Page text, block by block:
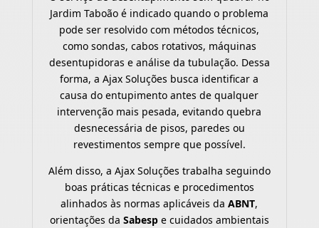
Jardim Taboão é indicado quando o problema
pode ser resolvido com métodos técnicos,
como sondas, cabos rotativos, máquinas
desentupidoras e análise da tubulação. Dessa
forma, a Ajax Soluções busca identificar a
causa do entupimento antes de qualquer
intervenção mais pesada, evitando quebra
desnecessária de pisos, paredes ou
revestimentos sempre que possível.
Além disso, a Ajax Soluções trabalha seguindo
boas práticas técnicas e procedimentos
alinhados às normas aplicáveis daABNT,
orientações da Sabespe cuidados ambientais